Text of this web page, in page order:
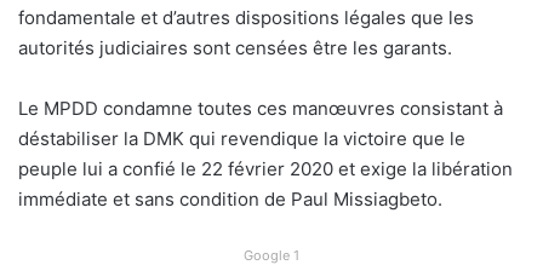
fondamentale et d’autres dispositions légales que les
autorités judiciaires sont censées être les garants.
Le MPDD condamne toutes ces manœuvres consistant à
déstabiliser la DMK qui revendique la victoire que le
peuple lui a confié le 22 février 2020 et exige la libération
immédiate et sans condition de Paul Missiagbeto.
Google 1